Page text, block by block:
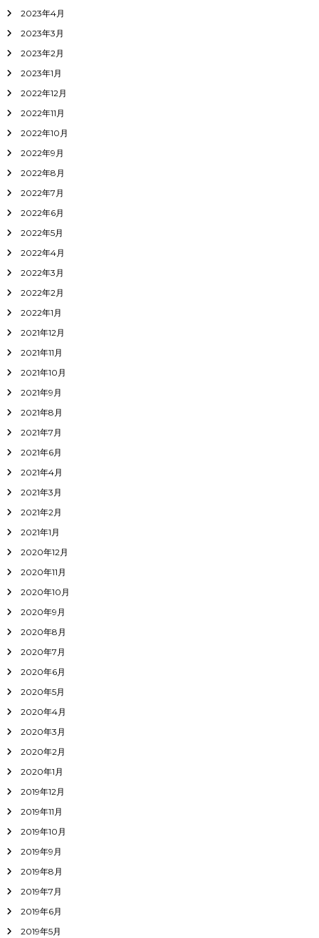
2023年4月
2023年3月
2023年2月
2023年1月
2022年12月
2022年11月
2022年10月
2022年9月
2022年8月
2022年7月
2022年6月
2022年5月
2022年4月
2022年3月
2022年2月
2022年1月
2021年12月
2021年11月
2021年10月
2021年9月
2021年8月
2021年7月
2021年6月
2021年4月
2021年3月
2021年2月
2021年1月
2020年12月
2020年11月
2020年10月
2020年9月
2020年8月
2020年7月
2020年6月
2020年5月
2020年4月
2020年3月
2020年2月
2020年1月
2019年12月
2019年11月
2019年10月
2019年9月
2019年8月
2019年7月
2019年6月
2019年5月